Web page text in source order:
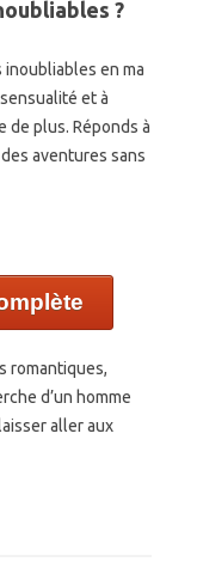
?
inoubliables en ma
et à
de plus. Réponds à
aventures sans
romantiques,
d’un homme
aller aux